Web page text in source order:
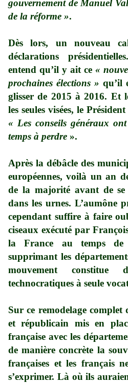
gouvernement de Manuel
de la réforme ».
Dès lors, un nouveau
déclarations
entend qu’il y ait ce «
prochaines élections » qu’il
glisser de 2015 à 2016. Et
les seules visées, le
« Les conseils généraux
temps à perdre ».
Après la débâcle des
européennes, voilà un an
de la majorité avant de
dans les urnes. L’aumône
cependant suffire à faire
ciseaux exécuté par
la France au temps de
supprimant les
mouvement constitue
technocratiques à seule
Sur ce remodelage
et républicain mis en
française avec les
de manière concrète la
françaises et les français
s’exprimer. Là où ils